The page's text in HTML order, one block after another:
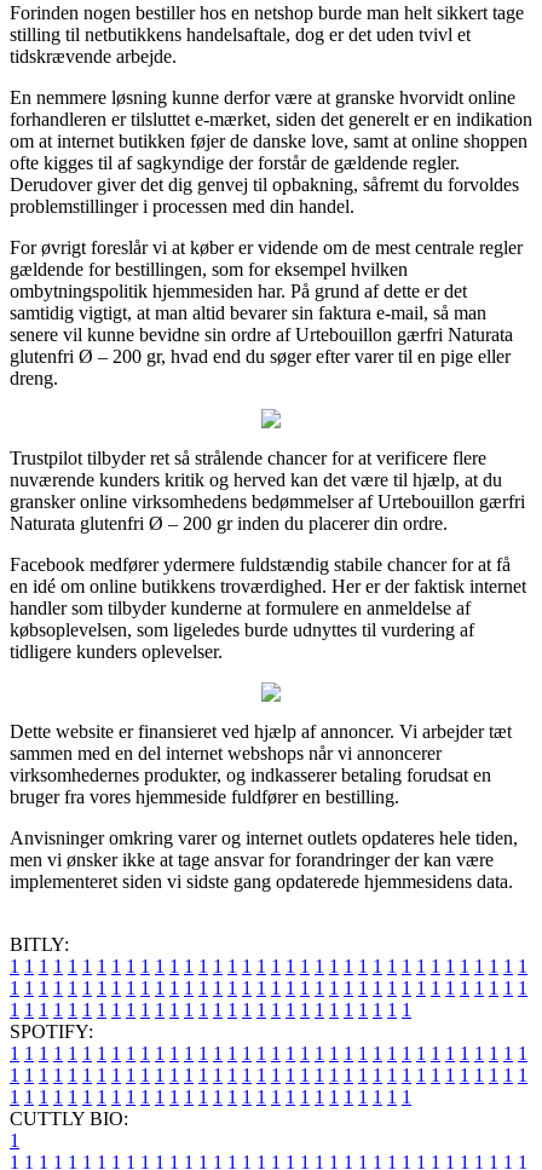
Forinden nogen bestiller hos en netshop burde man helt sikkert tage
stilling til netbutikkens handelsaftale, dog er det uden tvivl et
tidskrævende arbejde.
En nemmere løsning kunne derfor være at granske hvorvidt online
forhandleren er tilsluttet e-mærket, siden det generelt er en indikation
om at internet butikken føjer de danske love, samt at online shoppen
ofte kigges til af sagkyndige der forstår de gældende regler.
Derudover giver det dig genvej til opbakning, såfremt du forvoldes
problemstillinger i processen med din handel.
For øvrigt foreslår vi at køber er vidende om de mest centrale regler
gældende for bestillingen, som for eksempel hvilken
ombytningspolitik hjemmesiden har. På grund af dette er det
samtidig vigtigt, at man altid bevarer sin faktura e-mail, så man
senere vil kunne bevidne sin ordre af Urtebouillon gærfri Naturata
glutenfri Ø – 200 gr, hvad end du søger efter varer til en pige eller
dreng.
Trustpilot tilbyder ret så strålende chancer for at verificere flere
nuværende kunders kritik og herved kan det være til hjælp, at du
gransker online virksomhedens bedømmelser af Urtebouillon gærfri
Naturata glutenfri Ø – 200 gr inden du placerer din ordre.
Facebook medfører ydermere fuldstændig stabile chancer for at få
en idé om online butikkens troværdighed. Her er der faktisk internet
handler som tilbyder kunderne at formulere en anmeldelse af
købsoplevelsen, som ligeledes burde udnyttes til vurdering af
tidligere kunders oplevelser.
Dette website er finansieret ved hjælp af annoncer. Vi arbejder tæt
sammen med en del internet webshops når vi annoncerer
virksomhedernes produkter, og indkasserer betaling forudsat en
bruger fra vores hjemmeside fuldfører en bestilling.
Anvisninger omkring varer og internet outlets opdateres hele tiden,
men vi ønsker ikke at tage ansvar for forandringer der kan være
implementeret siden vi sidste gang opdaterede hjemmesidens data.
BITLY:
1 1 1 1 1 1 1 1 1 1 1 1 1 1 1 1 1 1 1 1 1 1 1 1 1 1 1 1 1 1 1 1 1 1 1 1
1 1 1 1 1 1 1 1 1 1 1 1 1 1 1 1 1 1 1 1 1 1 1 1 1 1 1 1 1 1 1 1 1 1 1 1
1 1 1 1 1 1 1 1 1 1 1 1 1 1 1 1 1 1 1 1 1 1 1 1 1 1 1 1
SPOTIFY:
1 1 1 1 1 1 1 1 1 1 1 1 1 1 1 1 1 1 1 1 1 1 1 1 1 1 1 1 1 1 1 1 1 1 1 1
1 1 1 1 1 1 1 1 1 1 1 1 1 1 1 1 1 1 1 1 1 1 1 1 1 1 1 1 1 1 1 1 1 1 1 1
1 1 1 1 1 1 1 1 1 1 1 1 1 1 1 1 1 1 1 1 1 1 1 1 1 1 1 1
CUTTLY BIO:
1
1 1 1 1 1 1 1 1 1 1 1 1 1 1 1 1 1 1 1 1 1 1 1 1 1 1 1 1 1 1 1 1 1 1 1 1